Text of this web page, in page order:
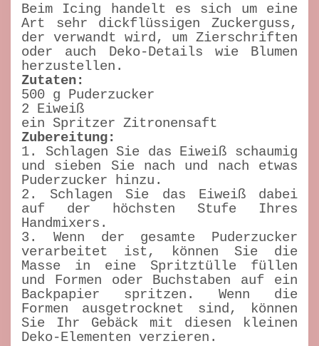
Beim Icing handelt es sich um eine
Art sehr dickflüssigen Zuckerguss,
der verwandt wird, um Zierschriften
oder auch Deko-Details wie Blumen
herzustellen.
Zutaten:
500 g Puderzucker
2 Eiweiß
ein Spritzer Zitronensaft
Zubereitung:
1. Schlagen Sie das Eiweiß schaumig
und sieben Sie nach und nach etwas
Puderzucker hinzu.
2. Schlagen Sie das Eiweiß dabei
auf der höchsten Stufe Ihres
Handmixers.
3. Wenn der gesamte Puderzucker
verarbeitet ist, können Sie die
Masse in eine Spritztülle füllen
und Formen oder Buchstaben auf ein
Backpapier spritzen. Wenn die
Formen ausgetrocknet sind, können
Sie Ihr Gebäck mit diesen kleinen
Deko-Elementen verzieren.